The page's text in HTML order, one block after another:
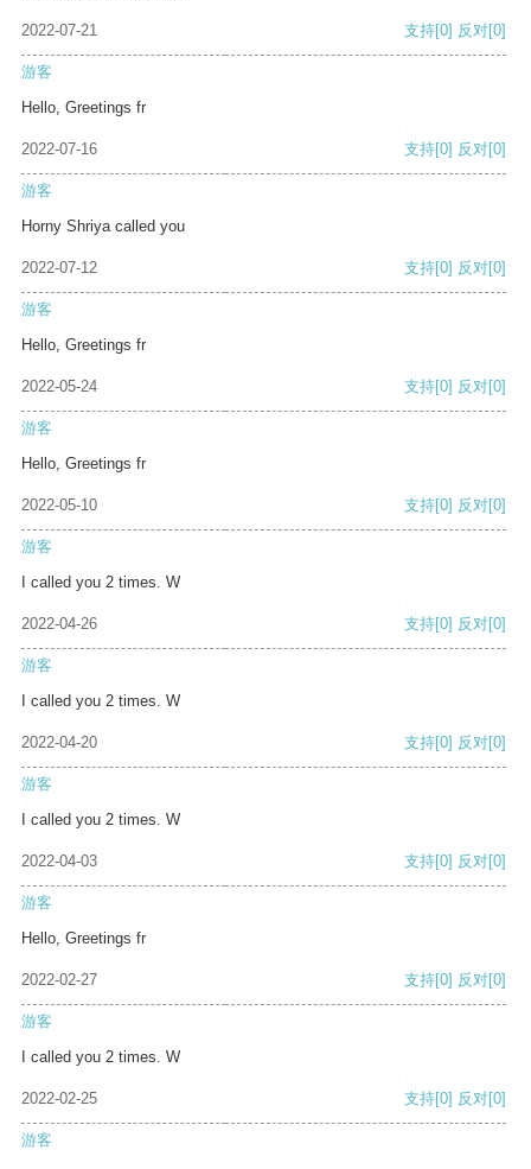
2022-07-21 支持[0] 反对[0]
游客
Hello, Greetings fr
2022-07-16 支持[0] 反对[0]
游客
Horny Shriya called you
2022-07-12 支持[0] 反对[0]
游客
Hello, Greetings fr
2022-05-24 支持[0] 反对[0]
游客
Hello, Greetings fr
2022-05-10 支持[0] 反对[0]
游客
I called you 2 times. W
2022-04-26 支持[0] 反对[0]
游客
I called you 2 times. W
2022-04-20 支持[0] 反对[0]
游客
I called you 2 times. W
2022-04-03 支持[0] 反对[0]
游客
Hello, Greetings fr
2022-02-27 支持[0] 反对[0]
游客
I called you 2 times. W
2022-02-25 支持[0] 反对[0]
游客